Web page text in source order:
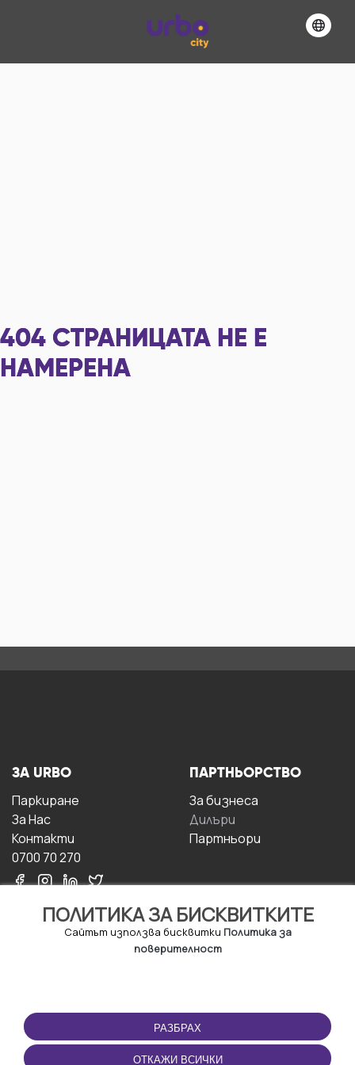
404 СТРАНИЦАТА НЕ Е
НАМЕРЕНА
ПОЛИТИКА ЗА БИСКВИТКИТЕ
Сайтът използва бисквитки Политика за
поверителност
РАЗБРАХ
ОТКАЖИ ВСИЧКИ
ЗА URBO
Паркиране
За Hас
Контакти
0700 70 270
ПАРТНЬОРСТВО
За бизнесa
Дилъри
Партньори
ПОЛЗВАНЕ
Правила и условия за
ползване
ПРИЛОЖЕНИЕТО